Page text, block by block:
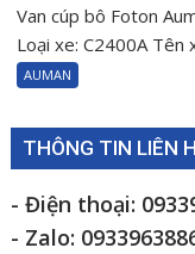
Van cúp bô Foton
Loại xe: C2400A Tên
AUMAN
THÔNG TIN LIÊN
- Điện thoại:
- Zalo: